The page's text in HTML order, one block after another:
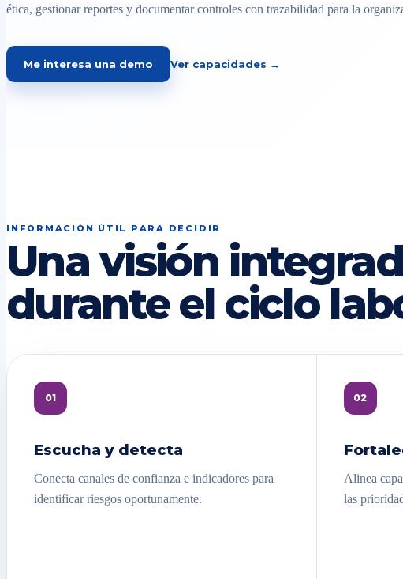
ética, gestionar reportes y documentar controles con trazabilidad para la
Me interesa una demo Ver capacidades →
INFORMACIÓN ÚTIL PARA DECIDIR
Una visión
durante el ciclo
01
Escucha y detecta
Conecta canales de confianza e indicadores para
identificar riesgos oportunamente.
02
Alinea
las